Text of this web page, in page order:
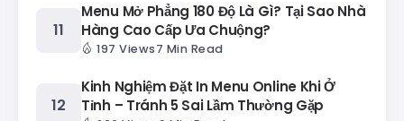
Menu Mở Phẳng 180 Độ Là Gì? Tại Sao Nhà
Hàng Cao Cấp Ưa Chuộng?
197 Views7 Min Read
Kinh Nghiệm Đặt In Menu Online Khi Ở
Tỉnh – Tránh 5 Sai Lầm Thường Gặp